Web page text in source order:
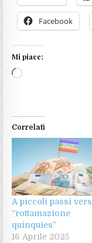
Facebook
Mi piace:
Caricamento
Correlati
A piccoli passi
“rottamazione
quinquies”
16 Aprile 2025